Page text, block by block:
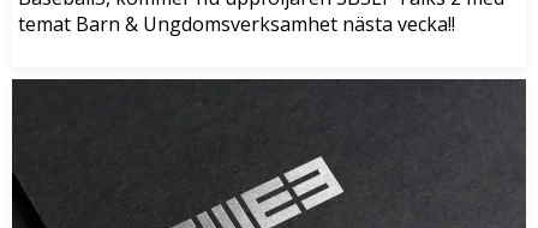
temat Barn & Ungdomsverksamhet nästa vecka!!